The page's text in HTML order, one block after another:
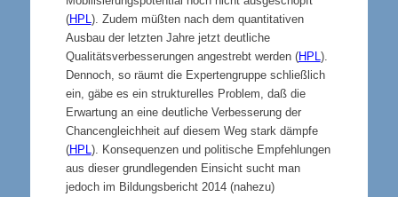
(HPL ). Zudem müßten nach dem quantitativen
Ausbau der letzten Jahre jetzt deutliche
Qualitätsverbesserungen angestrebt werden (HPL ).
Dennoch, so räumt die Expertengruppe schließlich
ein, gäbe es ein strukturelles Problem, daß die
Erwartung an eine deutliche Verbesserung der
Chancengleichheit auf diesem Weg stark dämpfe
(HPL ). Konsequenzen und politische Empfehlungen
aus dieser grundlegenden Einsicht sucht man
jedoch im Bildungsbericht 2014 (nahezu)